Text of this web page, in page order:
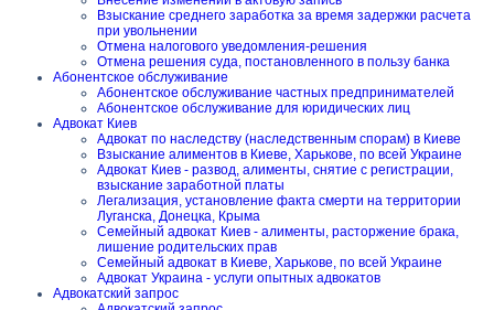
Взыскание среднего заработка за время задержки расчета
при увольнении
Отмена налогового уведомления-решения
Отмена решения суда, постановленного в пользу банка
Абонентское обслуживание
Абонентское обслуживание частных предпринимателей
Абонентское обслуживание для юридических лиц
Адвокат Киев
Адвокат по наследству (наследственным спорам) в Киеве
Взыскание алиментов в Киеве, Харькове, по всей Украине
Адвокат Киев - развод, алименты, снятие с регистрации,
взыскание заработной платы
Легализация, установление факта смерти на территории
Луганска, Донецка, Крыма
Семейный адвокат Киев - алименты, расторжение брака,
лишение родительских прав
Семейный адвокат в Киеве, Харькове, по всей Украине
Адвокат Украина - услуги опытных адвокатов
Адвокатский запрос